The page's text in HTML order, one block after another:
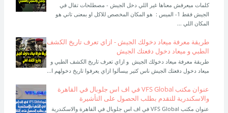
كلمات ميعرفش معناها غير اللي دخل الجيش - مصطلحات تقال في
الجيش فقط 1- الميس : هو المكان المخصص للاكل او بمعنى تاني هو
المكان اللي ...
طريقة معرفة ميعاد دخولك الجيش - ازاي تعرف تاريخ الكشف
الطبي و ميعاد دخول دفعتك الجيش
طريقة معرفة ميعاد دخولك الجيش و ازاي تعرف تاريخ الكشف الطبي و
ميعاد دخول دفعتك الجيش ناس كتير بيسألوا ازاي يعرفوا تاريخ دخولهم ا...
عنوان مكتب VFS Global في اف اس جلوبال في القاهرة
والاسكندرية للتقدم بطلب الحصول على التأشيرة
عنوان مكتب VFS Global في اف اس جلوبال في القاهرة والاسكندرية